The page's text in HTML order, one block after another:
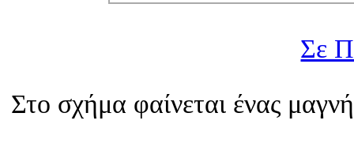
Σε
Στο σχήμα φαίνεται ένας